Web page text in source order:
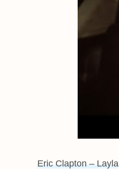
Eric Clapton – Layla